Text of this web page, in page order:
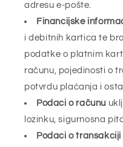
adresu e-pošte.
Financijske
i debitnih kartica te
podatke o platnim
računu, pojedinosti o
potvrdu plaćanja i
Podaci o računu
lozinku, sigurnosna
Podaci o transakciji